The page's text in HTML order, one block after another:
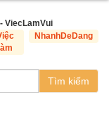
ViecLamVui
làm
NhanhDeDang
Tìm kiếm